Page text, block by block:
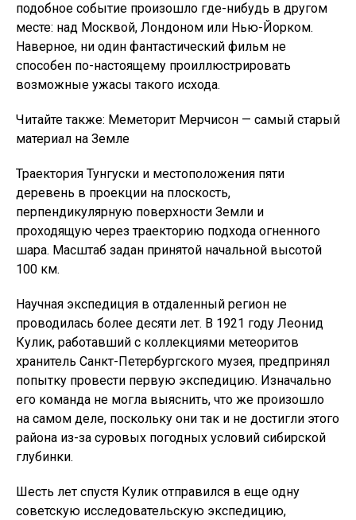
подобное событие произошло где-нибудь в другом
месте: над Москвой, Лондоном или Нью-Йорком.
Наверное, ни один фантастический фильм не
способен по-настоящему проиллюстрировать
возможные ужасы такого исхода.
Читайте также: Меметорит Мерчисон — самый старый
материал на Земле
Траектория Тунгуски и местоположения пяти
деревень в проекции на плоскость,
перпендикулярную поверхности Земли и
проходящую через траекторию подхода огненного
шара. Масштаб задан принятой начальной высотой
100 км.
Научная экспедиция в отдаленный регион не
проводилась более десяти лет. В 1921 году Леонид
Кулик, работавший с коллекциями метеоритов
хранитель Санкт-Петербургского музея, предпринял
попытку провести первую экспедицию. Изначально
его команда не могла выяснить, что же произошло
на самом деле, поскольку они так и не достигли этого
района из-за суровых погодных условий сибирской
глубинки.
Шесть лет спустя Кулик отправился в еще одну
советскую исследовательскую экспедицию,